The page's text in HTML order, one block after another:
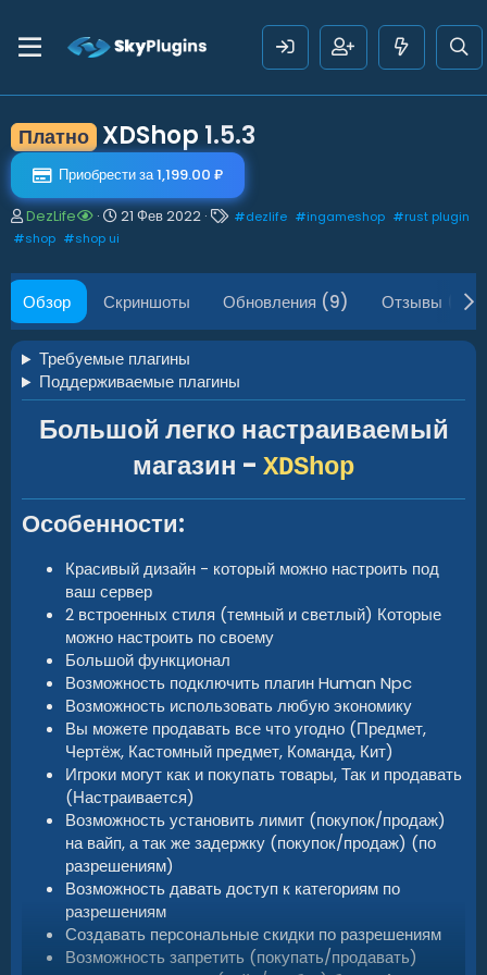
Платно XDShop 1.5.3
Приобрести за 1,199.00 ₽
А
в
о
р
DezLife
Д
а
о
з
д
а
н
я
21 Фев 2022
Т
и
#dezlife #ingameshop #rust plugin
#shop #shop ui
Обзор Скриншоты Обновления (9) Отзывы (8)
Требуемые плагины
Поддерживаемые плагины
Большой легко настраиваемый
магазин - XDShop
Особенности:
Красивый дизайн - который можно настроить под
ваш сервер
2 встроенных стиля (темный и светлый) Которые
можно настроить по своему
Большой функционал
Возможность подключить плагин Human Npc
Возможность использовать любую экономику
Вы можете продавать все что угодно (Предмет,
Чертёж, Кастомный предмет, Команда, Кит)
Игроки могут как и покупать товары, Так и продавать
(Настраивается)
Возможность установить лимит (покупок/продаж)
на вайп, а так же задержку (покупок/продаж) (по
разрешениям)
Возможность давать доступ к категориям по
разрешениям
Создавать персональные скидки по разрешениям
Возможность запретить (покупать/продавать)